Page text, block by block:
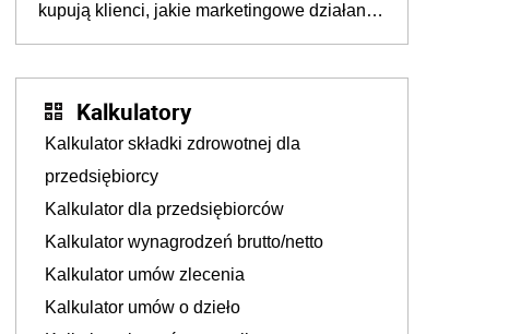
kupują klienci, jakie marketingowe działania
Kalkulatory
Kalkulator składki zdrowotnej dla
przedsiębiorcy
Kalkulator dla przedsiębiorców
Kalkulator wynagrodzeń brutto/netto
Kalkulator umów zlecenia
Kalkulator umów o dzieło